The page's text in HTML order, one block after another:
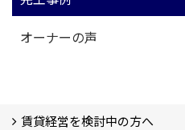
オーナーの声
賃貸経営を検討中の方へ